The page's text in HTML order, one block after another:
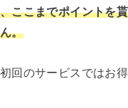
ここまでポイントを
。
回のサービスではお